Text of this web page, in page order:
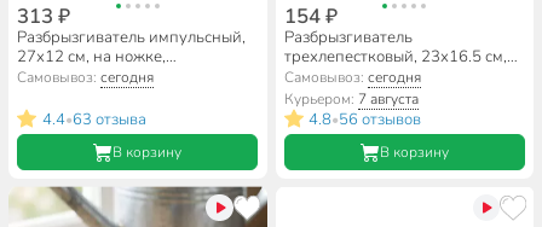
313 ₽
Разбрызгиватель импульсный,
27х12 см, на ножке,
быстросъемный, Grandy, JS-304
Самовывоз:сегодня
4.4•63 отзыва
В корзину
154 ₽
Разбрызгиватель
трехлепестковый, 23х16.5 см,
на ножке, быстросъемный,
Grandy, JS-356
Самовывоз: сегодня
Курьером: 7 августа
4.8•56 отзывов
В корзину